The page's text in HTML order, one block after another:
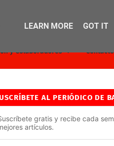
y Colaboradores Contacto
AL PERIÓDICO DE
gratis y recibe cada
artículos.
LEARN MORE GOT IT